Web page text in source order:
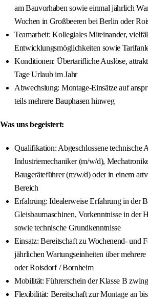
am Bauvorhaben sowie einmal jährlich
Wochen in Großbeeren bei Berlin oder
Teamarbeit: Kollegiales Miteinander,
Entwicklungsmöglichkeiten sowie
Konditionen: Übertarifliche Auslöse,
Tage Urlaub im Jahr
Abwechslung: Montage-Einsätze auf
teils mehrere Bauphasen hinweg
Was uns begeistert:
Qualifikation: Abgeschlossene technische
Industriemechaniker (m/w/d),
Baugeräteführer (m/w/d) oder in einem
Bereich
Erfahrung: Idealerweise Erfahrung in der
Gleisbaumaschinen, Vorkenntnisse in der
sowie technische Grundkenntnisse
Einsatz: Bereitschaft zu Wochenend- und
jährlichen Wartungseinheiten über
oder Roisdorf / Bornheim
Mobilität: Führerschein der Klasse B
Flexibilität: Bereitschaft zur Montage an